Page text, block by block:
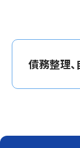
債務整理